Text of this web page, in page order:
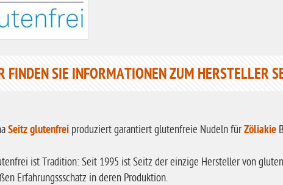
FINDEN SIE INFORMATIONEN ZUM HERSTELLER
Seitz glutenfreiproduziert garantiert glutenfreie Nudeln fürZöliakie
ist Tradition: Seit 1995 ist Seitz der einzige Hersteller von
Erfahrungssschatz in deren Produktion.